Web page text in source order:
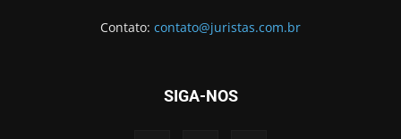
Contato: contato@juristas.com.br
SIGA-NOS